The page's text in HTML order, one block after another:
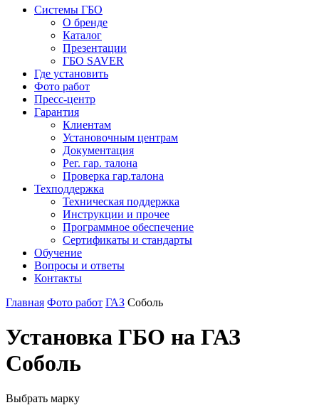
Системы ГБО
О бренде
Каталог
Презентации
ГБО SAVER
Где установить
Фото работ
Пресс-центр
Гарантия
Клиентам
Установочным центрам
Документация
Рег. гар. талона
Проверка гар.талона
Техподдержка
Техническая поддержка
Инструкции и прочее
Программное обеспечение
Сертификаты и стандарты
Обучение
Вопросы и ответы
Контакты
Главная Фото работ ГАЗ Соболь
Установка ГБО на ГАЗ
Соболь
Выбрать марку